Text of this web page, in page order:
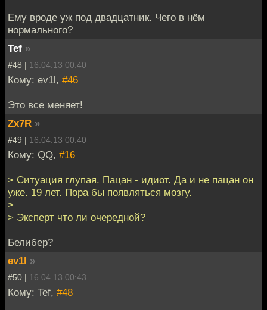
Ему вроде уж под двадцатник. Чего в нём
нормального?
Tef »
#48 | 16.04.13 00:40
Кому: ev1l, #46
Это все меняет!
Zx7R »
#49 | 16.04.13 00:40
Кому: QQ, #16
> Ситуация глупая. Пацан - идиот. Да и не пацан он
уже. 19 лет. Пора бы появляться мозгу.
>
> Эксперт что ли очередной?
Белибер?
ev1l »
#50 | 16.04.13 00:43
Кому: Tef, #48